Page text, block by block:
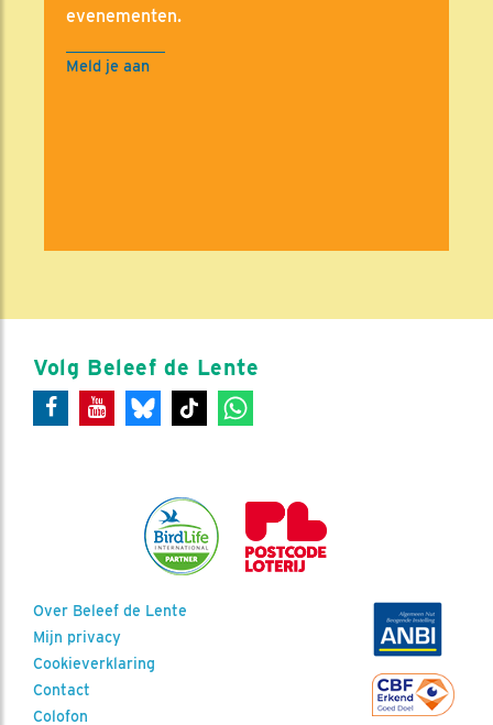
evenementen.
Meld je aan
Volg Beleef de Lente
Over Beleef de Lente
Mijn privacy
Cookieverklaring
Contact
Colofon